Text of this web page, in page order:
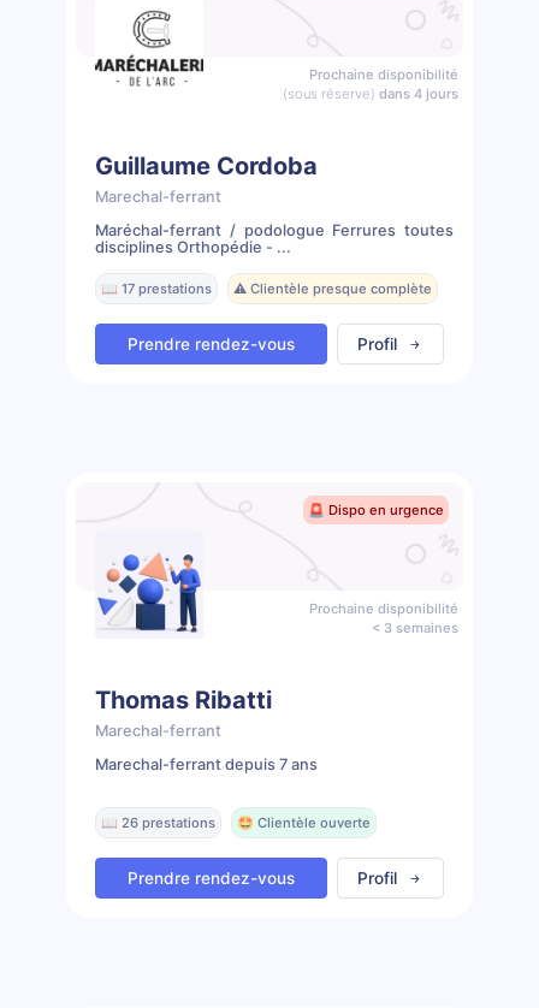
Prochaine disponibilité
(sous réserve) dans 4 jours
Guillaume Cordoba
Marechal-ferrant
Maréchal-ferrant / podologue Ferrures toutes
disciplines Orthopédie - ...
📖 17 prestations ⚠️ Clientèle presque complète
Prendre rendez-vous Profil
🚨 Dispo en urgence
Prochaine disponibilité
< 3 semaines
Thomas Ribatti
Marechal-ferrant
Marechal-ferrant depuis 7 ans
📖 26 prestations 🤩 Clientèle ouverte
Prendre rendez-vous Profil